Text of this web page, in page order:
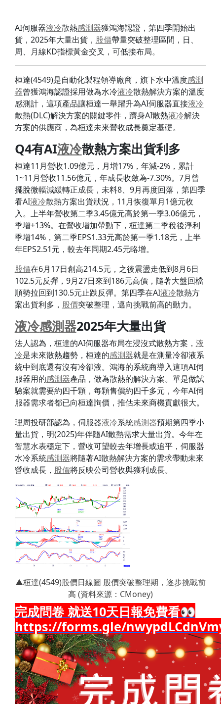
AI伺服器液冷散熱感測器獲鴻海認證，第四季開始出
貨，2025年大量出貨， 股價帶量突破整理區間，日、
周、月線KD指標黃金交叉，可低接布局。
桓達(4549)是自動化製程領導廠商，旗下水中溫度感測
器曾獲鴻海認證採用做為水冷液冷散熱解決方案的溫度
感測計，這項產品讓桓達一舉躍升為AI伺服器直接液冷
散熱(DLC)解決方案的關鍵零件，躋身AI散熱液冷解決
方案的供應商，為桓達未來營收成長奠定基礎。
Q4有AI液冷散熱方案出貨利多
桓達11月營收1.09億元，月增17%，年減-2%，累計
1~11月營收11.56億元，年成長收斂為-7.30%。7月曾
擺脫微幅減緩轉正成長，未料8、9月再度回落，第四季
看AI液冷散熱方案出貨狀況，11月恢復單月1億元收
入。上半年營收第二季3.45億元高於第一季3.06億元，
季增+13%。在營收增加帶動下，桓達第二季稅後淨利
季增14%，第二季EPS1.33元高於第一季1.18元，上半
年EPS2.51元，較去年同期2.45元略增。
股價在6月17日創高214.5元，之後震盪走低到8月6日
102.5元反彈，9月27日來到186元高價，隨著大盤回檔
順勢拉回到130.5元止跌反彈。第四季在AI液冷散熱方
案出貨利多， 股價突破整理，邁向挑戰前高的動力。
液冷感測器2025年大量出貨
法人認為，桓達的AI伺服器布局在浸沒式散熱方案， 液
冷是未來散熱趨勢，桓達的感測器就是在測量冷卻液系
統中到底還有沒有冷卻液。鴻海的系統商導入這項AI伺
服器用的感測器產品，做為散熱的解決方案。單是做試
驗案就需要約四千顆，每顆售價約四千多元，今年AI伺
服器需求者都已向桓達詢價，推估未來商機貢獻很大。
理周投研部認為，伺服器液冷系統感測器預期第四季小
量出貨，明(2025)年伴隨AI散熱需求大量出貨。今年在
智慧水表穩定下，營收可望較去年增長或追平，伺服器
水冷系統感測器將隨著AI散熱解決方案的需求帶動未來
營收成長， 股價將反映公司營收與獲利成長。
▲桓達(4549)股價日線圖 股價突破整理期，逐步挑戰前
高 (資料來源：CMoney)
完成問卷 就送10天日報免費看👀
https://forms.gle/